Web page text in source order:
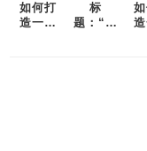
如何打
造一个
标
题：“实